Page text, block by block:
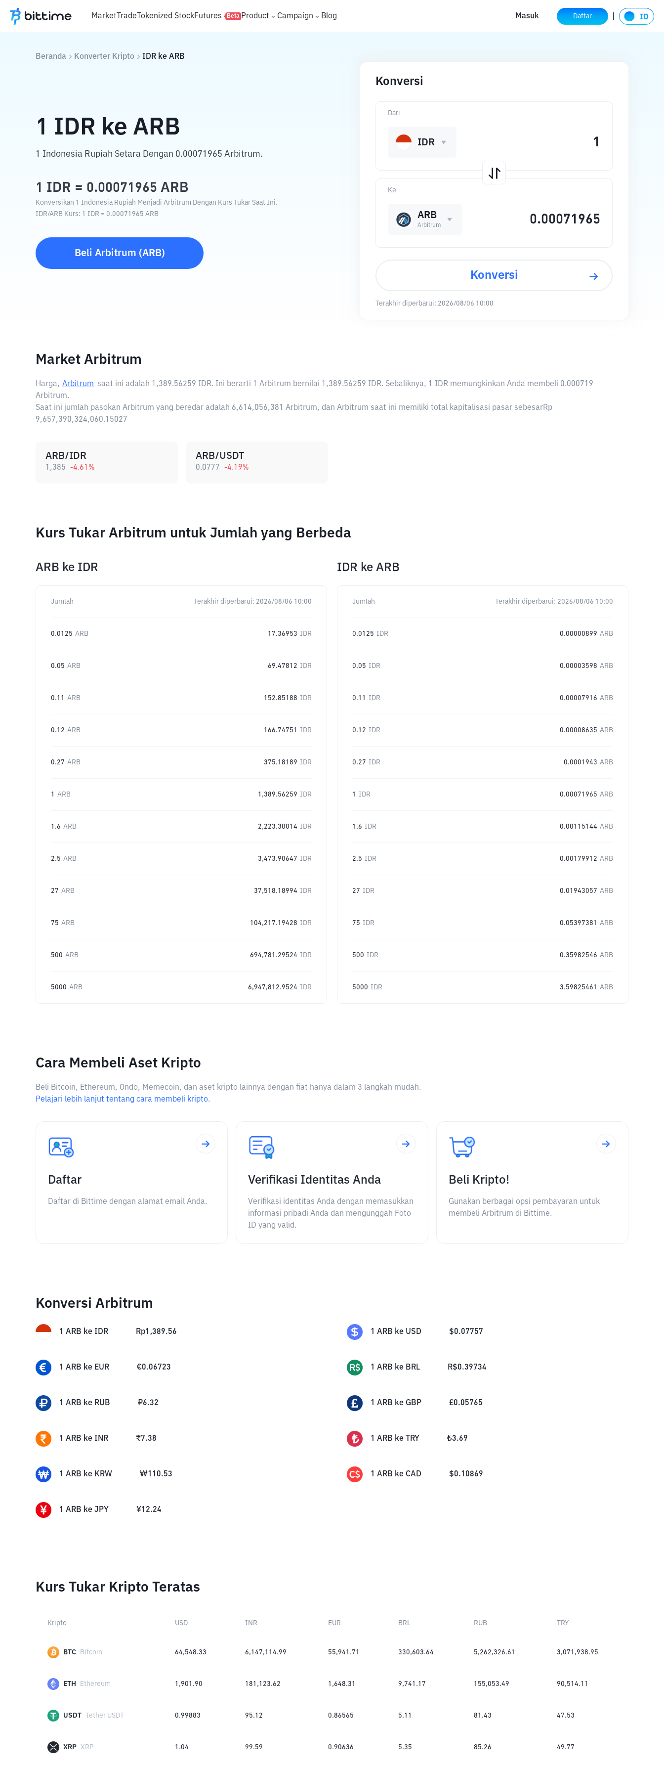
MarketTradeTokenized StockFutures Beta Product Campaign Blog Masuk Daftar
Beranda Konverter Kripto IDR ke ARB
1 IDR ke ARB
1 Indonesia Rupiah Setara Dengan 0.00071965 Arbitrum.
1 IDR = 0.00071965 ARB
Konversikan 1 Indonesia Rupiah Menjadi Arbitrum Dengan Kurs Tukar Saat Ini.
IDR/ARB Kurs: 1 IDR = 0.00071965 ARB
Beli Arbitrum (ARB)
Konversi
Ke
ARB
Arbitrum
Dari
IDR
Konversi
Terakhir diperbarui: 2026/08/06 10:00
Market Arbitrum
Harga, Arbitrum saat ini adalah 1,389.56259 IDR. Ini berarti 1 Arbitrum bernilai 1,389.56259 IDR. Sebaliknya, 1 IDR memungkinkan Anda membeli 0.000719
Arbitrum.
Saat ini jumlah pasokan Arbitrum yang beredar adalah 6,614,056,381 Arbitrum, dan Arbitrum saat ini memiliki total kapitalisasi pasar sebesarRp
9,657,390,324,060.15027
ARB/IDR
1,385 -4.61 %
ARB/USDT
0.0777 -4.19%
Kurs Tukar Arbitrum untuk Jumlah yang Berbeda
ARB ke IDR
Jumlah Terakhir diperbarui: 2026/08/06 10:00
0.0125 ARB 17.36953 IDR
0.05 ARB 69.47812 IDR
0.11 ARB 152.85188 IDR
0.12 ARB 166.74751 IDR
0.27 ARB 375.18189 IDR
1 ARB 1,389.56259 IDR
1.6 ARB 2,223.30014 IDR
2.5 ARB 3,473.90647 IDR
27 ARB 37,518.18994 IDR
75 ARB 104,217.19428 IDR
500 ARB 694,781.29524 IDR
5000 ARB 6,947,812.9524 IDR
IDR ke ARB
Jumlah Terakhir diperbarui: 2026/08/06 10:00
0.0125 IDR 0.00000899 ARB
0.05 IDR 0.00003598 ARB
0.11 IDR 0.00007916 ARB
0.12 IDR 0.00008635 ARB
0.27 IDR 0.0001943 ARB
1 IDR 0.00071965 ARB
1.6 IDR 0.00115144 ARB
2.5 IDR 0.00179912 ARB
27 IDR 0.01943057 ARB
75 IDR 0.05397381 ARB
500 IDR 0.35982546 ARB
5000 IDR 3.59825461 ARB
Cara Membeli Aset Kripto
Beli Bitcoin, Ethereum, Ondo, Memecoin, dan aset kripto lainnya dengan fiat hanya dalam 3 langkah mudah.
Pelajari lebih lanjut tentang cara membeli kripto.
Daftar
Daftar di Bittime dengan alamat email Anda.
Verifikasi Identitas Anda
Verifikasi identitas Anda dengan memasukkan
informasi pribadi Anda dan mengunggah Foto
ID yang valid.
Beli Kripto!
Gunakan berbagai opsi pembayaran untuk
membeli Arbitrum di Bittime.
Konversi Arbitrum
1 ARB ke IDR Rp1,389.56 1 ARB ke USD $0.07757
1 ARB ke EUR €0.06723 1 ARB ke BRL R$0.39734
1 ARB ke RUB ₽6.32 1 ARB ke GBP £0.05765
1 ARB ke INR ₹7.38 1 ARB ke TRY ₺3.69
1 ARB ke KRW ₩110.53 1 ARB ke CAD $0.10869
1 ARB ke JPY ¥12.24
Kurs Tukar Kripto Teratas
Kripto USD INR EUR BRL RUB TRY
BTC Bitcoin 64,548.33 6,147,114.99 55,941.71 330,603.64 5,262,326.61 3,071,938.95
ETH Ethereum 1,901.90 181,123.62 1,648.31 9,741.17 155,053.49 90,514.11
USDT Tether USDT 0.99883 95.12 0.86565 5.11 81.43 47.53
XRP XRP 1.04 99.59 0.90636 5.35 85.26 49.77